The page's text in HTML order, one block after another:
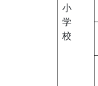
小
学
校